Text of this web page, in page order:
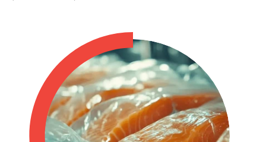
Philippines
USA & Canada